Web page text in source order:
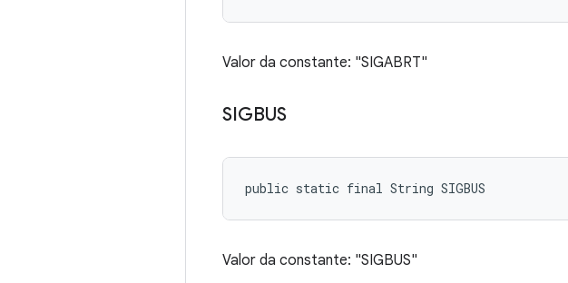
Valor da constante: "SIGABRT"
SIGBUS
public static final String SIGBUS
Valor da constante: "SIGBUS"